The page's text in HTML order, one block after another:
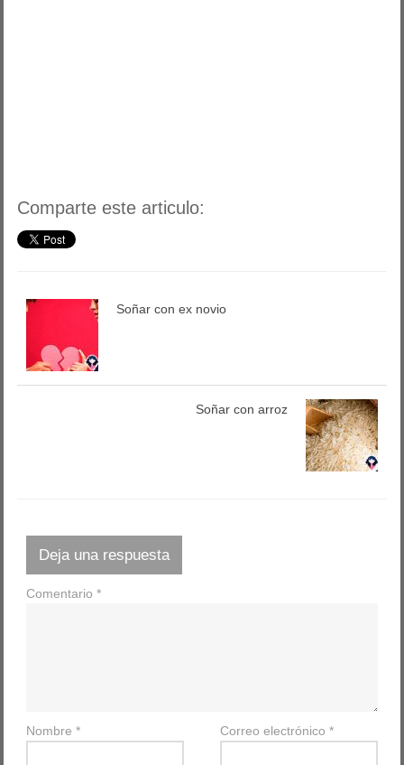
Comparte este articulo:
Soñar con ex novio
Soñar con arroz
Deja una respuesta
Comentario*
Nombre* Correo electrónico *